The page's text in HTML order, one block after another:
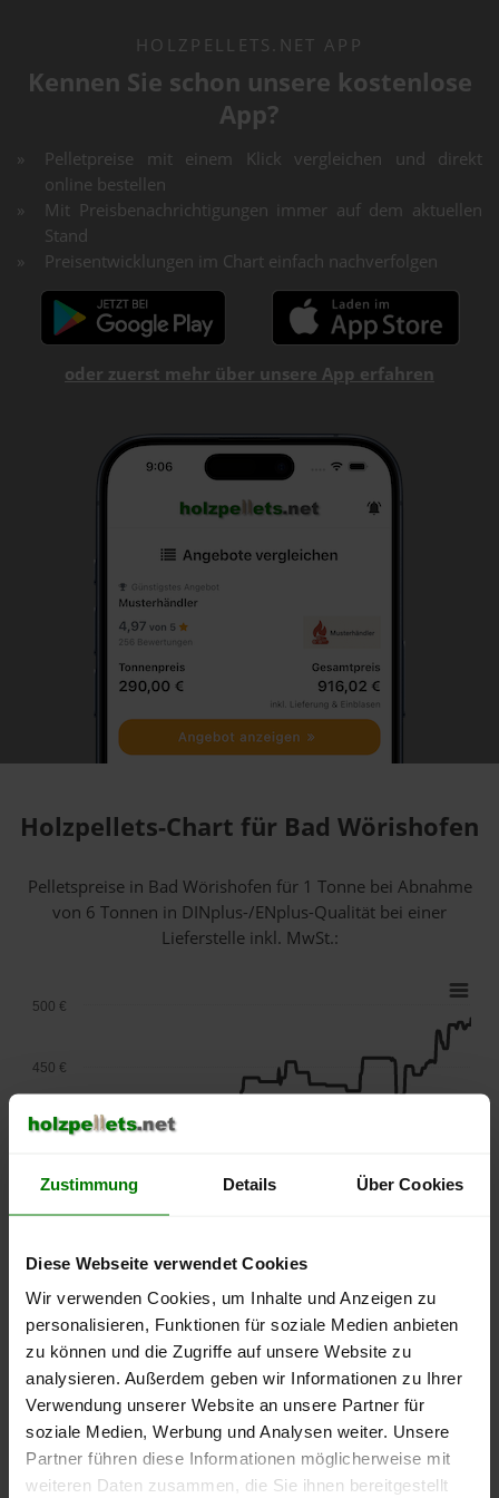
Zustimmung Details Über Cookies
Diese Webseite verwendet Cookies
Wir verwenden Cookies, um Inhalte und Anzeigen zu
personalisieren, Funktionen für soziale Medien anbieten
zu können und die Zugriffe auf unsere Website zu
analysieren. Außerdem geben wir Informationen zu Ihrer
Verwendung unserer Website an unsere Partner für
soziale Medien, Werbung und Analysen weiter. Unsere
Partner führen diese Informationen möglicherweise mit
weiteren Daten zusammen, die Sie ihnen bereitgestellt
HOLZPELLETS.NET APP
Kennen Sie schon unsere kostenlose
App?
Pelletpreise mit einem Klick vergleichen und direkt
online bestellen
Mit Preisbenachrichtigungen immer auf dem aktuellen
Stand
Preisentwicklungen im Chart einfach nachverfolgen
oder zuerst mehr über unsere App erfahren
Holzpellets-Chart für Bad Wörishofen
Pelletspreise in Bad Wörishofen für 1 Tonne bei Abnahme
von 6 Tonnen in DINplus-/ENplus-Qualität bei einer
Lieferstelle inkl. MwSt.:
lose Ware Sackware
September
2025
Januar
2026
Mai
2026
350 €
400 €
450 €
500 €
Die aktuelle Preisentwicklung für Holzpellets in Deutschland
können Sie jederzeit auf unsererPelletspreise-Seite
nachvollziehen.